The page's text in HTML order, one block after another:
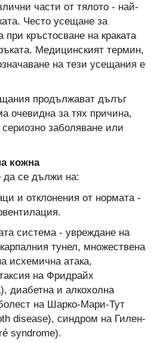
части от тялото - най-
Често усещане за
при кръстосване на краката
Медицинският термин,
на тези усещания е
продължават дълъг
очевидна за тях причина,
заболяване или
кожна
да се дължи на:
и отклонения от нормата -
система - увреждане на
тунел, множествена
исхемична атака,
на Фридрайх
диабетна и алкохолна
на Шарко-Мари-Тут
disease), синдром на Гилен-
syndrome).